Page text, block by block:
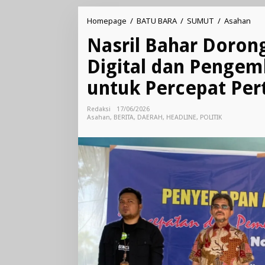
Homepage / BATU BARA / SUMUT / Asahan
dan
Nasril Bahar
Digital dan
untuk Percepat
Redaksi
17/06/2026
Asahan, BERITA, DAERAH, HEADLINE, POLITIK